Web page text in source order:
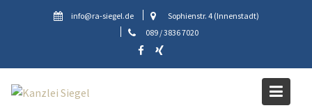
info@ra-siegel.de
Sophienstr. 4 (Innenstadt)
089 / 3836 7020